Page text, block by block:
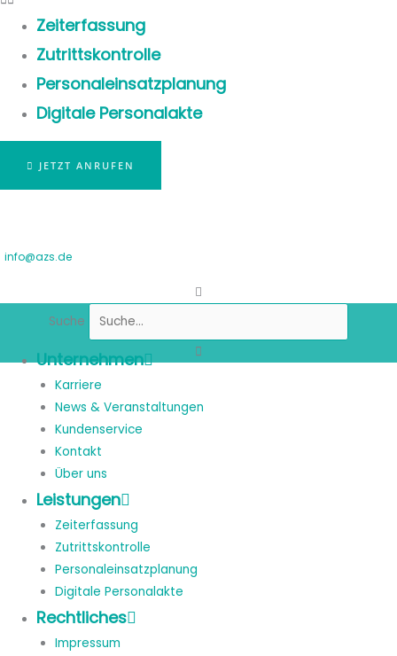
Zeiterfassung
Zutrittskontrolle
Personaleinsatzplanung
Digitale Personalakte
JETZT ANRUFEN
info@azs.de
Suche
Unternehmen
Karriere
News & Veranstaltungen
Kundenservice
Kontakt
Über uns
Leistungen
Zeiterfassung
Zutrittskontrolle
Personaleinsatzplanung
Digitale Personalakte
Rechtliches
Impressum